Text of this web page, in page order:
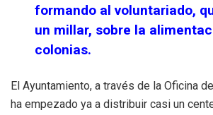
formando al voluntariado,
un millar, sobre la
colonias.
El Ayuntamiento, a través de la Oficina
ha empezado ya a distribuir casi un